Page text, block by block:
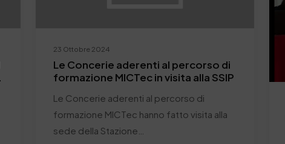
23 Ottobre 2024
Le Concerie aderenti al percorso di
formazione MICTec in visita alla SSIP
Le Concerie aderenti al percorso di
formazione MICTec hanno fatto visita alla
sede della Stazione…